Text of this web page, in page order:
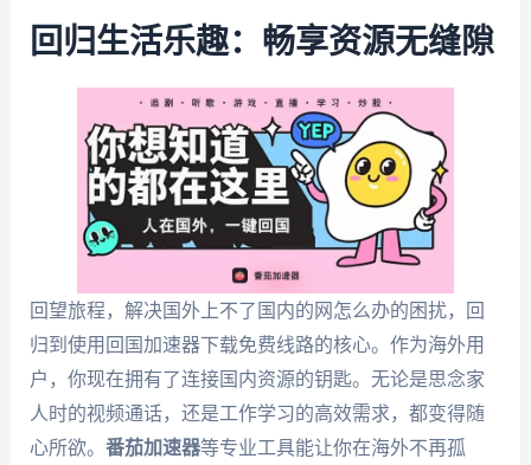
回归生活乐趣：畅享资源无缝隙
回望旅程，解决国外上不了国内的网怎么办的困扰，回
归到使用回国加速器下载免费线路的核心。作为海外用
户，你现在拥有了连接国内资源的钥匙。无论是思念家
人时的视频通话，还是工作学习的高效需求，都变得随
心所欲。 番茄加速器等专业工具能让你在海外不再孤